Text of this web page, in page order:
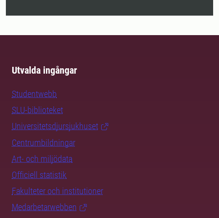
Utvalda ingångar
Studentwebb
SLU-biblioteket
Universitetsdjursjukhuset
Centrumbildningar
Art- och miljödata
Officiell statistik
Fakulteter och institutioner
Medarbetarwebben